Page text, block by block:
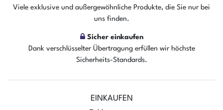
In den Warenkorb
Viele exklusive und außergewöhnliche Produkte, die Sie nur bei
uns finden.
Sicher einkaufen
Dank verschlüsselter Übertragung erfüllen wir höchste
Sicherheits-Standards.
EINKAUFEN